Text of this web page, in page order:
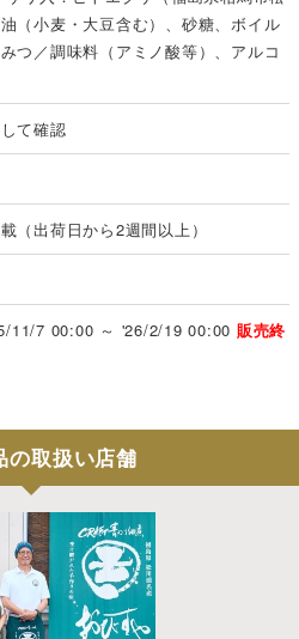
（小麦・大豆含む）、砂糖、ボイル
つ／調味料（アミノ酸等）、アルコ
て確認
（出荷日から2週間以上）
11/7 00:00 ～ '26/2/19 00:00 販売終
の取扱い店舗